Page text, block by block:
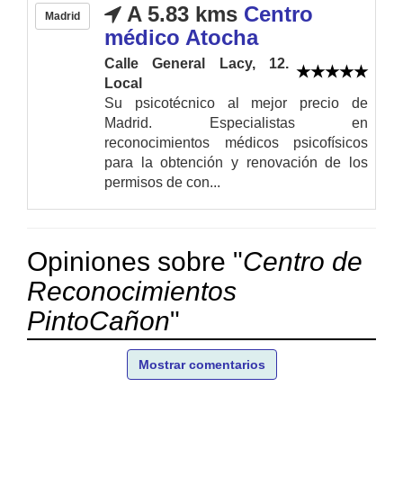
Madrid A 5.83 kms Centro
médico Atocha
Calle General Lacy, 12.
Local
Su psicotécnico al mejor precio de
Madrid. Especialistas en
reconocimientos médicos psicofísicos
para la obtención y renovación de los
permisos de con...
Opiniones sobre "Centro de
Reconocimientos
PintoCañon"
Mostrar comentarios